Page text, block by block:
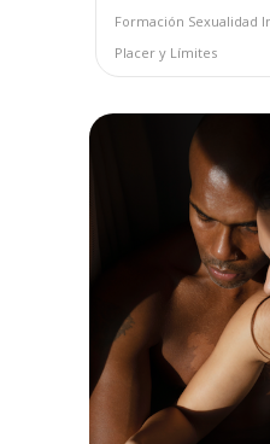
Formación Sexualidad
Placer y Límites